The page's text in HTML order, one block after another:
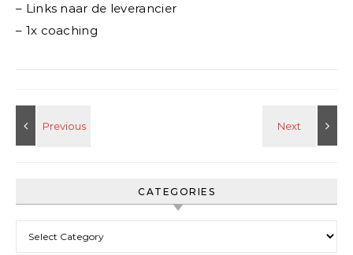
– Links naar de leverancier
– 1x coaching
CATEGORIES